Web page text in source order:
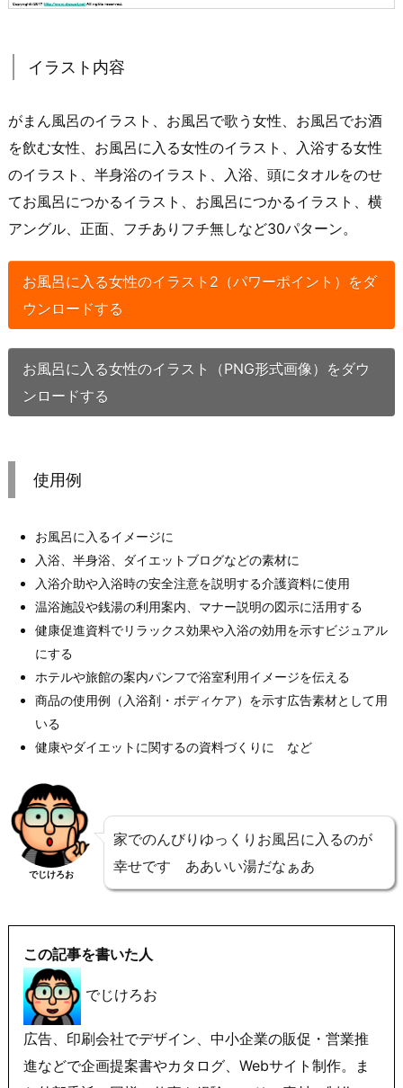
イラスト内容
がまん風呂のイラスト、お風呂で歌う女性、お風呂でお酒
を飲む女性、お風呂に入る女性のイラスト、入浴する女性
のイラスト、半身浴のイラスト、入浴、頭にタオルをのせ
てお風呂につかるイラスト、お風呂につかるイラスト、横
アングル、正面、フチありフチ無しなど30パターン。
お風呂に入る女性のイラスト2（パワーポイント）をダ
ウンロードする
お風呂に入る女性のイラスト（PNG形式画像）をダウ
ンロードする
使用例
お風呂に入るイメージに
入浴、半身浴、ダイエットブログなどの素材に
入浴介助や入浴時の安全注意を説明する介護資料に使用
温浴施設や銭湯の利用案内、マナー説明の図示に活用する
健康促進資料でリラックス効果や入浴の効用を示すビジュアル
にする
ホテルや旅館の案内パンフで浴室利用イメージを伝える
商品の使用例（入浴剤・ボディケア）を示す広告素材として用
いる
健康やダイエットに関するの資料づくりに など
でじけろお
家でのんびりゆっくりお風呂に入るのが
幸せです ああいい湯だなぁあ
この記事を書いた人
でじけろお
広告、印刷会社でデザイン、中小企業の販促・営業推
進などで企画提案書やカタログ、Webサイト制作。ま